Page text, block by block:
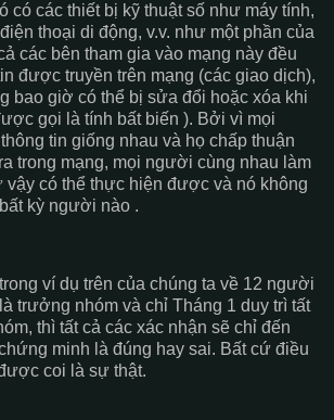
có các thiết bị kỹ thuật số như máy tính,
thoại di động, v.v. như một phần của
các bên tham gia vào mạng này đều
được truyền trên mạng (các giao dịch),
bao giờ có thể bị sửa đổi hoặc xóa khi
gọi là tính bất biến ). Bởi vì mọi
tin giống nhau và họ chấp thuận
trong mạng, mọi người cùng nhau làm
vậy có thể thực hiện được và nó không
kỳ người nào .
ví dụ trên của chúng ta về 12 người
trưởng nhóm và chỉ Tháng 1 duy trì tất
thì tất cả các xác nhận sẽ chỉ đến
minh là đúng hay sai. Bất cứ điều
coi là sự thật.